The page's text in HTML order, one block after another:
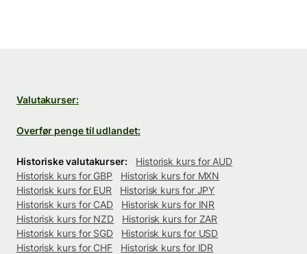
Valutakurser:
Overfør penge til udlandet:
Historiske valutakurser:
Historisk kurs for AUD
Historisk kurs for GBP
Historisk kurs for MXN
Historisk kurs for EUR
Historisk kurs for JPY
Historisk kurs for CAD
Historisk kurs for INR
Historisk kurs for NZD
Historisk kurs for ZAR
Historisk kurs for SGD
Historisk kurs for USD
Historisk kurs for CHF
Historisk kurs for IDR